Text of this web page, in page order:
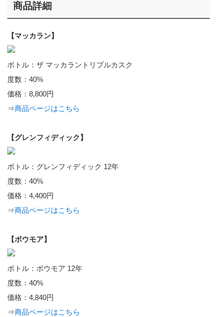
商品詳細
【マッカラン】
ボトル：ザ マッカラントリプルカスク
度数：40%
価格：8,800円
⇒商品ページはこちら
【グレンフィディック】
ボトル：グレンフィディック 12年
度数：40%
価格：4,400円
⇒商品ページはこちら
【ボウモア】
ボトル：ボウモア 12年
度数：40%
価格：4,840円
⇒商品ページはこちら